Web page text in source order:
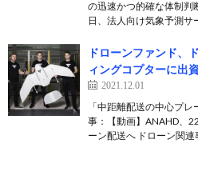
の迅速かつ的確な体制判
日、法人向け気象予測
ドローンファンド、
ィングコプターに出
2021.12.01
「中距離配送の中心プ
事：【動画】ANAHD、
ーン配送へ ドローン関